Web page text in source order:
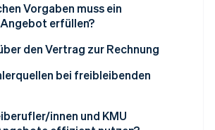
Stripe-Sessions 2026
Erfahren Sie, wie Stripe Lösungen für die
Vorgaben muss ein
erfüllen?
den Vertrag zur Rechnung
Vertrag
Rechnung
bei freibleibenden
innen und KMU